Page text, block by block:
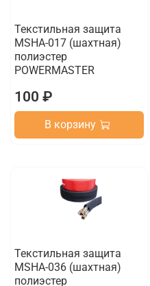
Текстильная защита
MSHA-017 (шахтная)
полиэстер
POWERMASTER
100 ₽
В корзину
Текстильная защита
MSHA-036 (шахтная)
полиэстер